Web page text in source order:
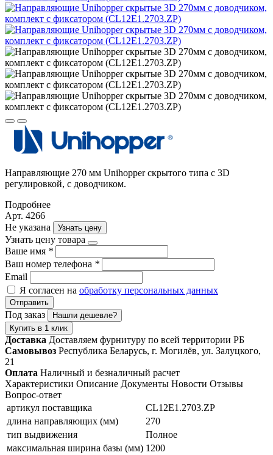
Направляющие 270 мм Unihopper скрытого типа с 3D
регулировкой, с доводчиком.
Подробнее
Арт. 4266
Не указана
Узнать цену
Узнать цену товара
Ваше имя *
Ваш номер телефона *
Email
Я согласен на обработку персональных данных
Отправить
Под заказ
Нашли дешевле?
Купить в 1 клик
Доставка Доставляем фурнитуру по всей территории РБ
Самовывоз Республика Беларусь, г. Могилёв, ул. Залуцкого,
21
Оплата Наличный и безналичный расчет
Характеристики Описание Документы Новости Отзывы
Вопрос-ответ
артикул поставщика
CL12E1.2703.ZP
длина направляющих (мм)
270
тип выдвижения
Полное
максимальная ширина базы (мм) 1200